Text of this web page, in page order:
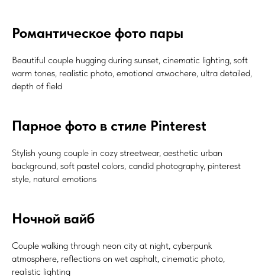
Романтическое фото пары
Beautiful couple hugging during sunset, cinematic lighting, soft
warm tones, realistic photo, emotional атмосhere, ultra detailed,
depth of field
Парное фото в стиле Pinterest
Stylish young couple in cozy streetwear, aesthetic urban
background, soft pastel colors, candid photography, pinterest
style, natural emotions
Ночной вайб
Couple walking through neon city at night, cyberpunk
atmosphere, reflections on wet asphalt, cinematic photo,
realistic lighting